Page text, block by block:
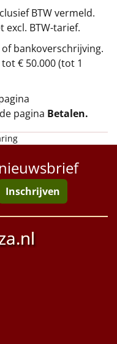
BTW vermeld.
excl. BTW-tarief.
bankoverschrijving.
€ 50.000 (tot 1
pagina Betalen.
Inschrijven